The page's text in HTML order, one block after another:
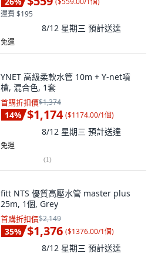
運費 $195
8/12 星期三 預計送達
免運
YNET 高級柔軟水管 10m + Y-net噴
槍, 混合色, 1套
首購折扣價$1,374
14% $1,174 ($1174.00/1個)
8/12 星期三 預計送達
免運
(1)
fitt NTS 優質高壓水管 master plus
25m, 1個, Grey
首購折扣價$2,149
35% $1,376 ($1376.00/1個)
8/12 星期三 預計送達